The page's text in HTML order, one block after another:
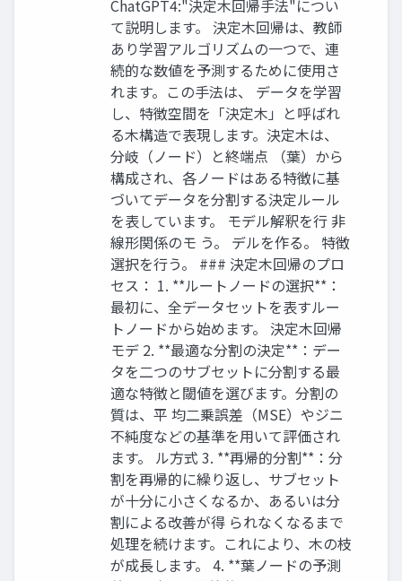
ChatGPT4:"決定木回帰手法"につい
て説明します。 決定木回帰は、教師
あり学習アルゴリズムの一つで、連
続的な数値を予測するために使用さ
れます。この手法は、 データを学習
し、特徴空間を「決定木」と呼ばれ
る木構造で表現します。決定木は、
分岐（ノード）と終端点 （葉）から
構成され、各ノードはある特徴に基
づいてデータを分割する決定ルール
を表しています。 モデル解釈を行 非
線形関係のモ う。 デルを作る。 特徴
選択を行う。 ### 決定木回帰のプロ
セス： 1. **ルートノードの選択**：
最初に、全データセットを表すルー
トノードから始めます。 決定木回帰
モデ 2. **最適な分割の決定**：デー
タを二つのサブセットに分割する最
適な特徴と閾値を選びます。分割の
質は、平 均二乗誤差（MSE）やジニ
不純度などの基準を用いて評価され
ます。 ル方式 3. **再帰的分割**：分
割を再帰的に繰り返し、サブセット
が十分に小さくなるか、あるいは分
割による改善が得 られなくなるまで
処理を続けます。これにより、木の枝
が成長します。 4. **葉ノードの予測